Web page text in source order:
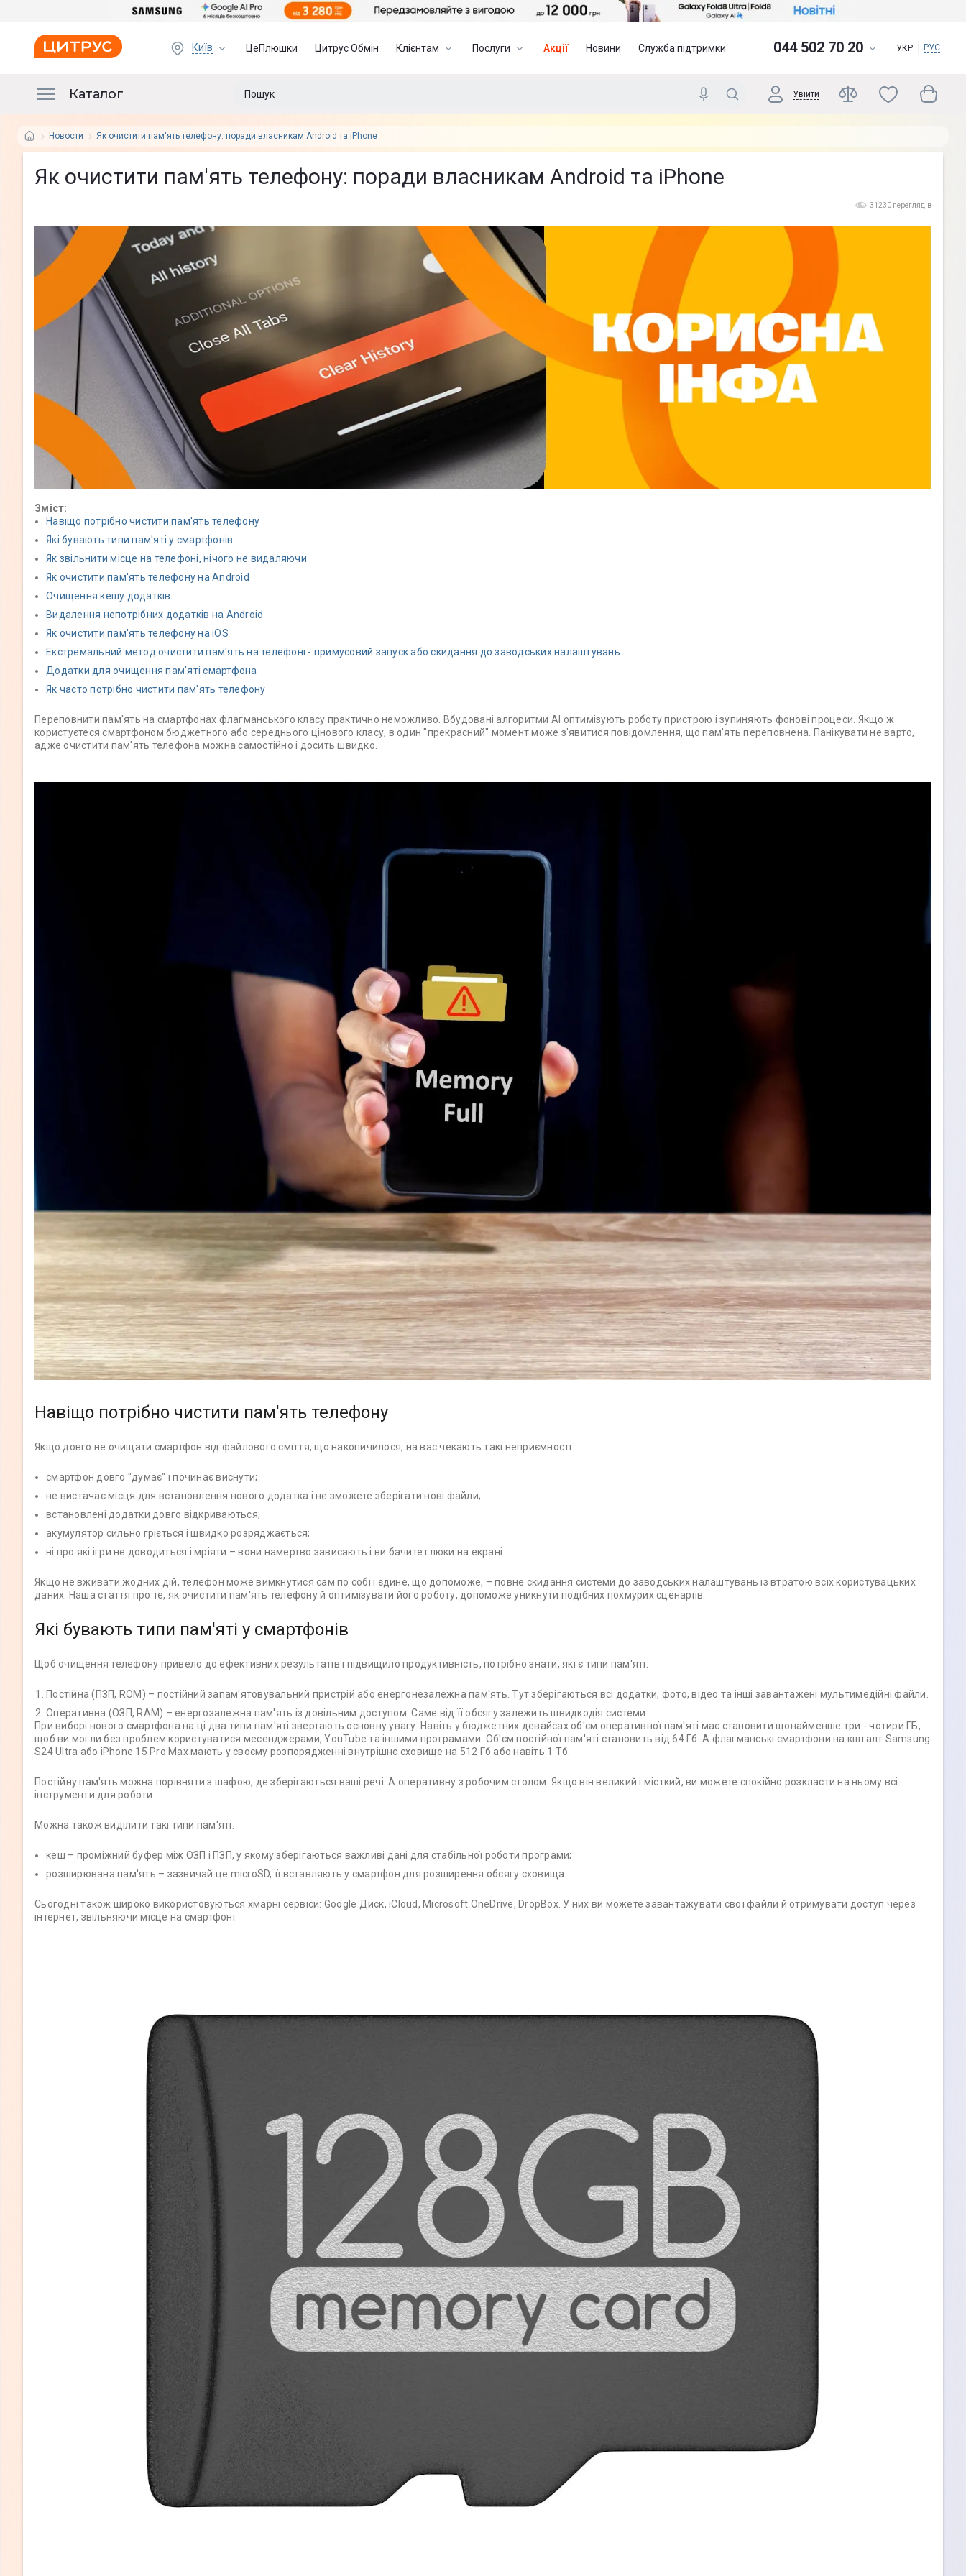
Київ ЦеПлюшки Цитрус Обмін Клієнтам Послуги Акції Новини Служба підтримки 044 502 70 20 УКР РУС
Каталог Увійти
Новости Як очистити пам'ять телефону: поради власникам Android та iPhone
Як очистити пам'ять телефону: поради власникам Android та iPhone
31230 переглядів
Зміст:
Навіщо потрібно чистити пам'ять телефону
Які бувають типи пам'яті у смартфонів
Як звільнити місце на телефоні, нічого не видаляючи
Як очистити пам'ять телефону на Android
Очищення кешу додатків
Видалення непотрібних додатків на Android
Як очистити пам'ять телефону на iOS
Екстремальний метод очистити пам'ять на телефоні - примусовий запуск або скидання до заводських налаштувань
Додатки для очищення пам'яті смартфона
Як часто потрібно чистити пам'ять телефону
Переповнити пам'ять на смартфонах флагманського класу практично неможливо. Вбудовані алгоритми AI оптимізують роботу пристрою і зупиняють фонові процеси. Якщо ж
користуєтеся смартфоном бюджетного або середнього цінового класу, в один "прекрасний" момент може з'явитися повідомлення, що пам'ять переповнена. Панікувати не варто,
адже очистити пам'ять телефона можна самостійно і досить швидко.
Навіщо потрібно чистити пам'ять телефону
Якщо довго не очищати смартфон від файлового сміття, що накопичилося, на вас чекають такі неприємності:
смартфон довго "думає" і починає виснути;
не вистачає місця для встановлення нового додатка і не зможете зберігати нові файли;
встановлені додатки довго відкриваються;
акумулятор сильно гріється і швидко розряджається;
ні про які ігри не доводиться і мріяти – вони намертво зависають і ви бачите глюки на екрані.
Якщо не вживати жодних дій, телефон може вимкнутися сам по собі і єдине, що допоможе, – повне скидання системи до заводських налаштувань із втратою всіх користувацьких
даних. Наша стаття про те, як очистити пам'ять телефону й оптимізувати його роботу, допоможе уникнути подібних похмурих сценаріїв.
Які бувають типи пам'яті у смартфонів
Щоб очищення телефону привело до ефективних результатів і підвищило продуктивність, потрібно знати, які є типи пам'яті:
Постійна (ПЗП, ROM) – постійний запам'ятовувальний пристрій або енергонезалежна пам'ять. Тут зберігаються всі додатки, фото, відео та інші завантажені мультимедійні файли.
Оперативна (ОЗП, RAM) – енергозалежна пам'ять із довільним доступом. Саме від її обсягу залежить швидкодія системи.
При виборі нового смартфона на ці два типи пам'яті звертають основну увагу. Навіть у бюджетних девайсах об'єм оперативної пам'яті має становити щонайменше три - чотири ГБ,
щоб ви могли без проблем користуватися месенджерами, YouTube та іншими програмами. Об'єм постійної пам'яті становить від 64 Гб. А флагманські смартфони на кшталт Samsung
S24 Ultra або iPhone 15 Pro Max мають у своєму розпорядженні внутрішнє сховище на 512 Гб або навіть 1 Тб.
Постійну пам'ять можна порівняти з шафою, де зберігаються ваші речі. А оперативну з робочим столом. Якщо він великий і місткий, ви можете спокійно розкласти на ньому всі
інструменти для роботи.
Можна також виділити такі типи пам'яті:
кеш – проміжний буфер між ОЗП і ПЗП, у якому зберігаються важливі дані для стабільної роботи програми;
розширювана пам'ять – зазвичай це microSD, її вставляють у смартфон для розширення обсягу сховища.
Сьогодні також широко використовуються хмарні сервіси: Google Диск, iCloud, Microsoft OneDrive, DropBox. У них ви можете завантажувати свої файли й отримувати доступ через
інтернет, звільняючи місце на смартфоні.